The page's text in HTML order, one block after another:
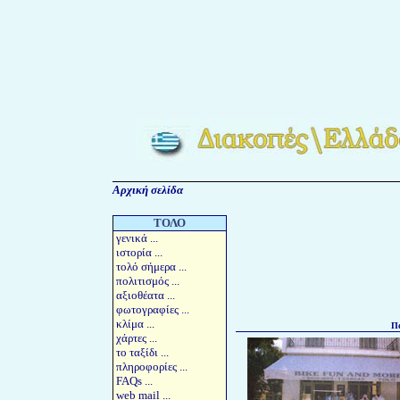
Αρχική σελίδα
ΤΟΛΟ
γενικά...
ιστορία...
τολό σήμερα...
πολιτισμός...
αξιοθέατα...
φωτογραφίες...
κλίμα...
χάρτες...
το ταξίδι ...
πληροφορίες...
FAQs...
web mail...